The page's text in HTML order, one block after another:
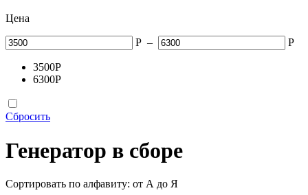
Цена
Р – Р
3500Р
6300Р
Сбросить
Генератор в сборе
Сортировать по алфавиту: от А до Я